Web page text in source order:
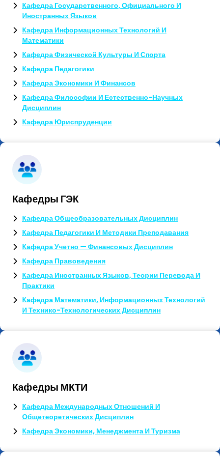
Кафедра Государственного, Официального И
Иностранных Языков
Кафедра Информационных Технологий И
Математики
Кафедра Физической Культуры И Спорта
Кафедра Педагогики
Кафедра Экономики И Финансов
Кафедра Философии И Естественно-Научных
Дисциплин
Кафедра Юриспруденции
Кафедры ГЭК
Кафедра Общеобразовательных Дисциплин
Кафедра Педагогики И Методики Преподавания
Кафедра Учетно — Финансовых Дисциплин
Кафедра Правоведения
Кафедра Иностранных Языков, Теории Перевода И
Практики
Кафедра Математики, Информационных Технологий
И Технико-Технологических Дисциплин
Кафедры МКТИ
Кафедра Международных Отношений И
Общетеоретических Дисциплин
Кафедра Экономики, Менеджмента И Туризма